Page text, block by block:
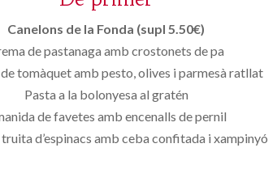
Canelons de la Fonda (supl 5.50€)
de pastanaga amb crostonets de pa
tomàquet amb pesto, olives i parmesà ratllat
Pasta a la bolonyesa al gratén
de favetes amb encenalls de pernil
d’espinacs amb ceba confitada i xampinyó